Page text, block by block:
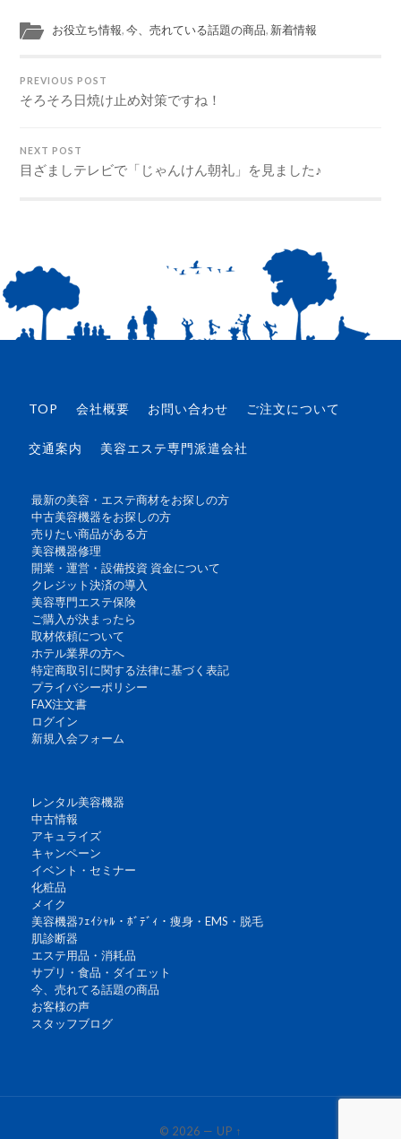
お役立ち情報,今、売れている話題の商品, 新着情報
PREVIOUS POST
そろそろ日焼け止め対策ですね！
NEXT POST
目ざましテレビで「じゃんけん朝礼」を見ました♪
TOP 会社概要 お問い合わせ ご注文について
交通案内 美容エステ専門派遣会社
最新の美容・エステ商材をお探しの方
中古美容機器をお探しの方
売りたい商品がある方
美容機器修理
開業・運営・設備投資 資金について
クレジット決済の導入
美容専門エステ保険
ご購入が決まったら
取材依頼について
ホテル業界の方へ
特定商取引に関する法律に基づく表記
プライバシーポリシー
FAX注文書
ログイン
新規入会フォーム
レンタル美容機器
中古情報
アキュライズ
キャンペーン
イベント・セミナー
化粧品
メイク
美容機器ﾌｪｲｼｬﾙ・ﾎﾞﾃﾞｨ・痩身・EMS・脱毛
肌診断器
エステ用品・消耗品
サプリ・食品・ダイエット
今、売れてる話題の商品
お客様の声
スタッフブログ
© 2026 — UP ↑